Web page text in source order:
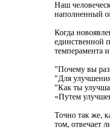
Наш
наполненный
Когда
единственной
темперамента
"Почему вы
"Для
"Как ты
«Путем
Точно так же,
том, отвечает